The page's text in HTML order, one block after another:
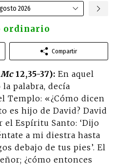
2026
ordinario
Compartir
Mc12,35-37): En aquel
palabra, decía
Templo: «¿Cómo dicen
es hijo de David? David
Espíritu Santo: ‘Dijo
a mi diestra hasta
debajo de tus pies’. El
¿cómo entonces